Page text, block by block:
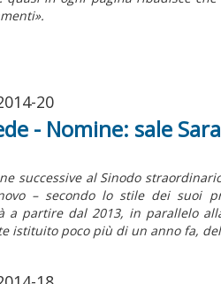
20
- Nomine: sale
successive al Sinodo
– secondo lo stile dei suoi
a partire dal 2013, in parallelo
istituito poco più di un anno fa,